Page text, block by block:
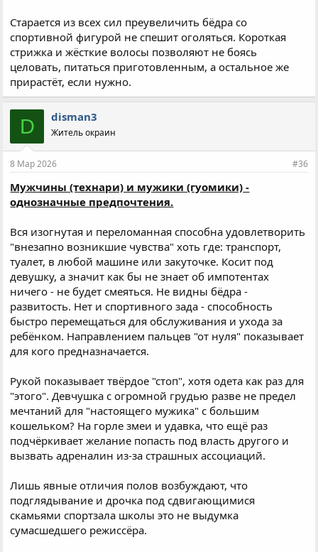
Старается из всех сил преувеличить бёдра со
спортивной фигурой не спешит оголяться. Короткая
стрижка и жёсткие волосы позволяют не боясь
целовать, питаться приготовленным, а остальное же
прирастёт, если нужно.
D disman3
Житель окраин
8 Мар 2026 #36
Мужчины (технари) и мужики (гуомики) -
однозначные предпочтения.
Вся изогнутая и переломанная способна удовлетворить
"внезапно возникшие чувства" хоть где: транспорт,
туалет, в любой машине или закуточке. Косит под
девушку, а значит как бы не знает об импотентах
ничего - не будет смеяться. Не видны бёдра -
развитость. Нет и спортивного зада - способность
быстро перемещаться для обслуживания и ухода за
ребёнком. Направлением пальцев "от нуля" показывает
для кого предназначается.
Рукой показывает твёрдое "стоп", хотя одета как раз для
"этого". Девчушка с огромной грудью разве не предел
мечтаний для "настоящего мужика" с большим
кошельком? На горле змеи и удавка, что ещё раз
подчёркивает желание попасть под власть другого и
вызвать адреналин из-за страшных ассоциаций.
Лишь явные отличия полов возбуждают, что
подглядывание и дрочка под сдвигающимися
скамьями спортзала школы это не выдумка
сумасшедшего режиссёра.